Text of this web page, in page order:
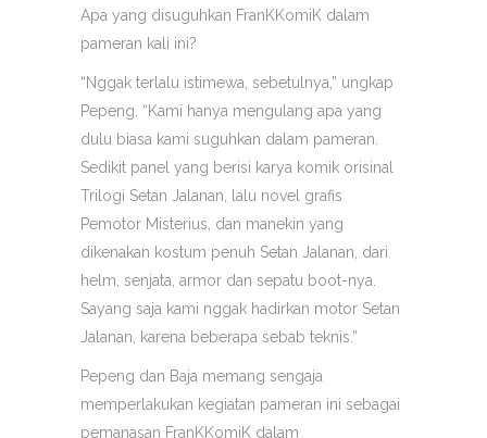
Apa yang disuguhkan FranKKomiK dalam
pameran kali ini?
“Nggak terlalu istimewa, sebetulnya,” ungkap
Pepeng, “Kami hanya mengulang apa yang
dulu biasa kami suguhkan dalam pameran.
Sedikit panel yang berisi karya komik orisinal
Trilogi Setan Jalanan, lalu novel grafis
Pemotor Misterius, dan manekin yang
dikenakan kostum penuh Setan Jalanan, dari
helm, senjata, armor dan sepatu boot-nya.
Sayang saja kami nggak hadirkan motor Setan
Jalanan, karena beberapa sebab teknis.”
Pepeng dan Baja memang sengaja
memperlakukan kegiatan pameran ini sebagai
pemanasan FranKKomiK dalam